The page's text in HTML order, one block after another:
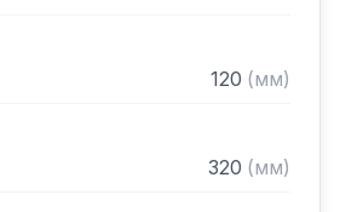
120 (мм)
320 (мм)